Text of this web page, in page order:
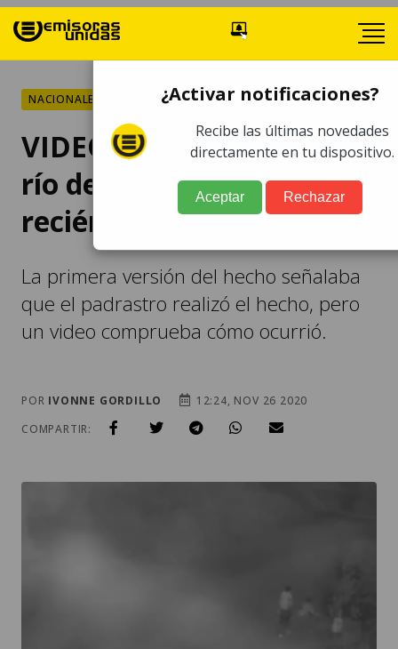
NACIONALES
VIDEO. Mujer tira a un
río de Huehuetenango a
recién nacido
La primera versión del hecho señalaba
que el padrastro realizó el hecho, pero
un video comprueba cómo ocurrió.
POR IVONNE GORDILLO
12:24, NOV 26 2020
COMPARTIR:
¿Activar notificaciones?
Recibe las últimas novedades
directamente en tu dispositivo.
Aceptar Rechazar